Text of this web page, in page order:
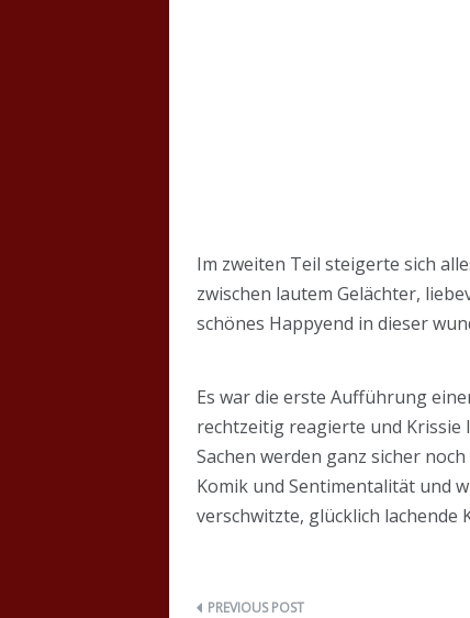
Im zweiten Teil steigerte sich
zwischen lautem Gelächter,
schönes Happyend in dieser
Es war die erste Aufführung
rechtzeitig reagierte und Krissie
Sachen werden ganz sicher
Komik und Sentimentalität und
verschwitzte, glücklich lachende